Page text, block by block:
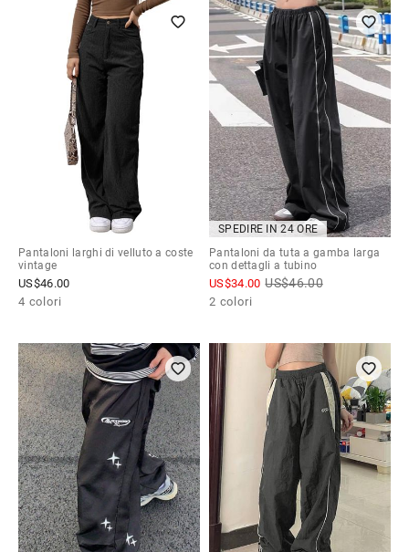
Pantaloni larghi di velluto a coste
vintage
US$46.00
4 colori
SPEDIRE IN 24 ORE
Pantaloni da tuta a gamba larga
con dettagli a tubino
US$34.00 US$46.00
2 colori